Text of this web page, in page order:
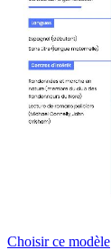
Choisir ce modèle